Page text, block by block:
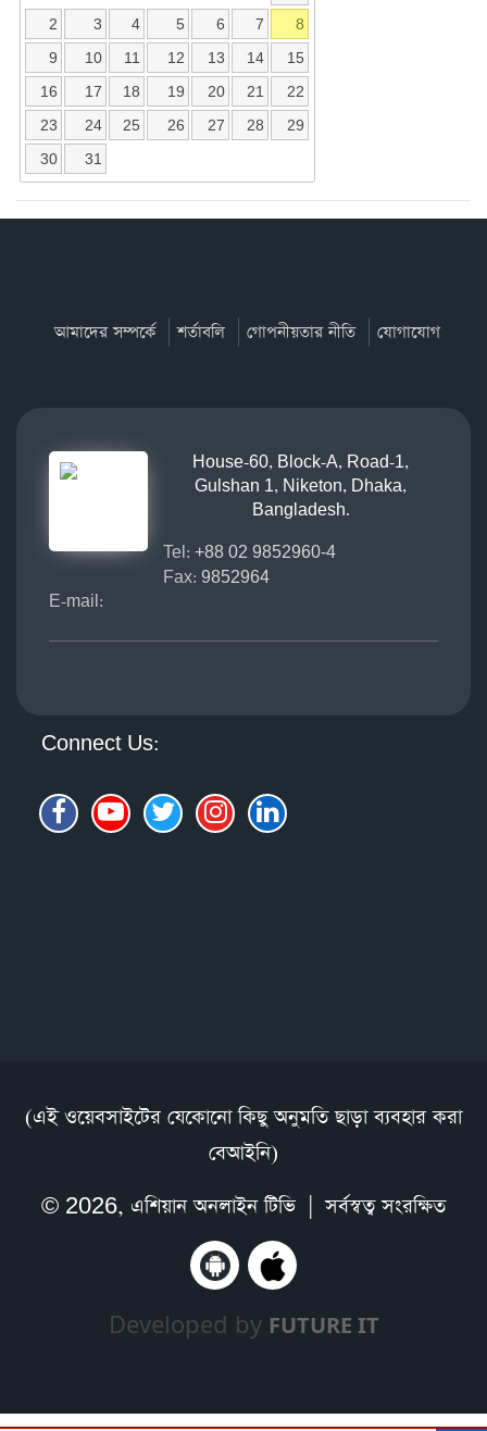
2
3 4 5 6 7
8
9
10 11 12 13 14
15
16
17 18 19 20 21
22
23
24 25 26 27 28
29
30
31
আমাদের সম্পর্কে শর্তাবলি গোপনীয়তার নীতি যোগাযোগ
House-60, Block-A, Road-1,
Gulshan 1, Niketon, Dhaka,
Bangladesh.
Tel: +88 02 9852960-4
Fax: 9852964
E-mail:
Connect Us:
(এই ওয়েবসাইটের যেকোনো কিছু অনুমতি ছাড়া ব্যবহার করা
বেআইনি)
© 2026, এশিয়ান অনলাইন টিভি| সর্বস্বত্ব সংরক্ষিত
Developed by FUTURE IT